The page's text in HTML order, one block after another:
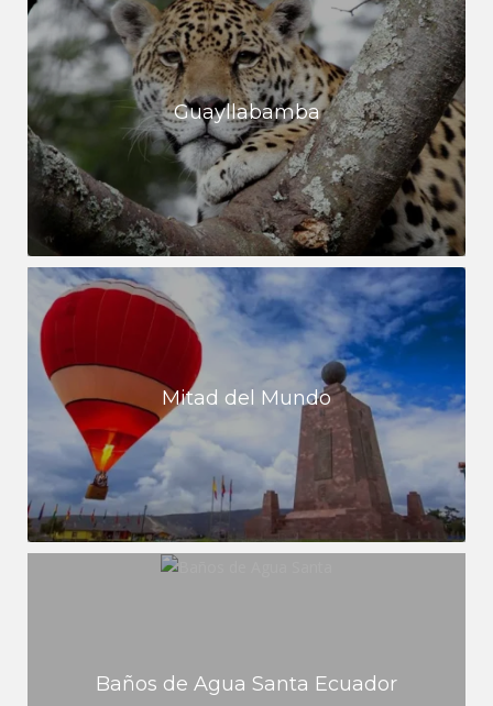
Guayllabamba
Mitad del Mundo
Baños de Agua Santa Ecuador